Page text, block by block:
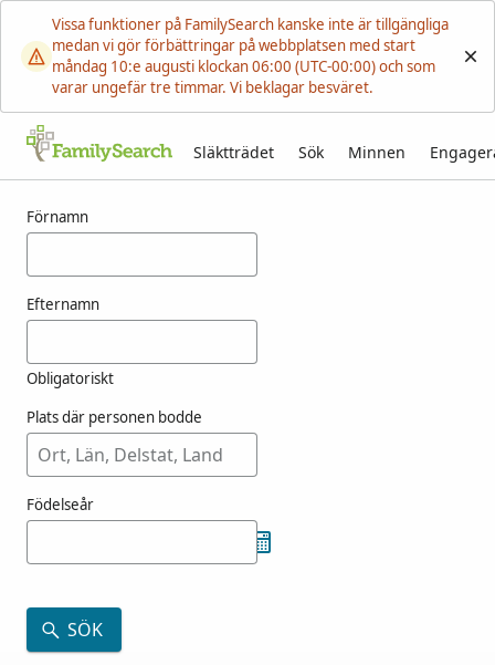
Vissa funktioner på FamilySearch kanske inte är tillgängliga
medan vi gör förbättringar på webbplatsen med start
måndag 10:e augusti klockan 06:00 (UTC-00:00) och som
varar ungefär tre timmar. Vi beklagar besväret.
Släktträdet Sök Minnen
Förnamn
Efternamn
Obligatoriskt
Plats där personen bodde
Födelseår
SÖK